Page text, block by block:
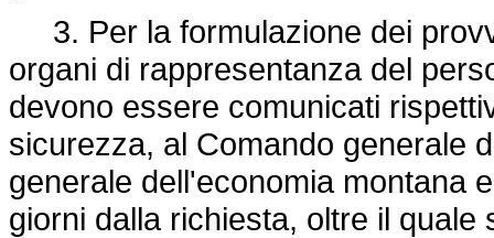
3. Per la formulazione dei
organi di rappresentanza del
devono essere comunicati
sicurezza, al Comando generale
generale dell'economia montana
giorni dalla richiesta, oltre il quale